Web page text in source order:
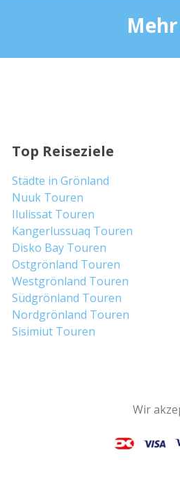
Top Reiseziele
Städte in Grönland
Nuuk Touren
Ilulissat Touren
Kangerlussuaq Touren
Disko Bay Touren
Ostgrönland Touren
Westgrönland Touren
Südgrönland Touren
Nordgrönland Touren
Sisimiut Touren
Wir